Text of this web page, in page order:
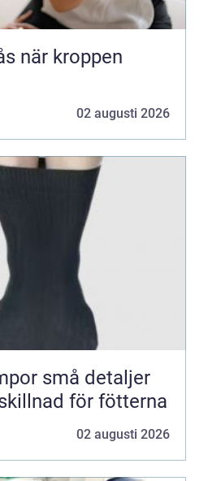
02 augusti 2026
för fötterna
02 augusti 2026